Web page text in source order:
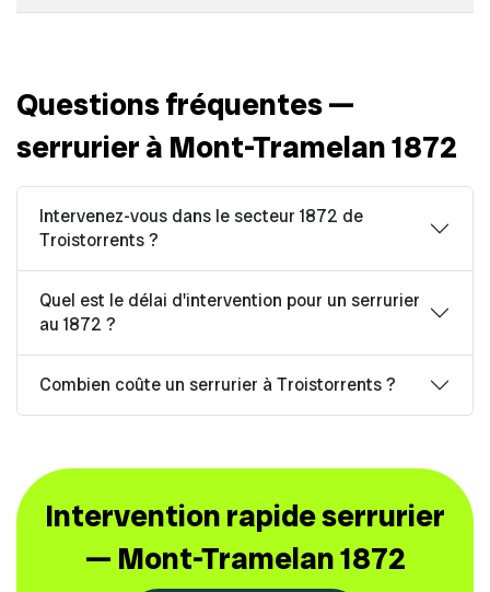
Questions fréquentes —
serrurier à Mont-Tramelan 1872
Intervenez-vous dans le secteur 1872 de
Troistorrents ?
Quel est le délai d'intervention pour un serrurier
au 1872 ?
Combien coûte un serrurier à Troistorrents ?
Intervention rapide serrurier
— Mont-Tramelan 1872